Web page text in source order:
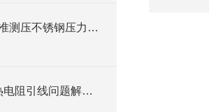
钢铁之心，精准测压不锈钢压力表Y-100BF的多维度解析
WZP-2312A热电阻引线问题解决方案